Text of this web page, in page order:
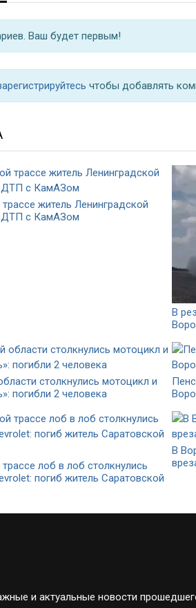
Ваш будет первым!
чтобы добавлять
житель Ленинградской
ДТП с КамАЗом
В
столкнулись мотоцикл и
погибли 2 человека
лоб в лоб столкнулись
погиб житель Саратовской
В
и актуальные новости